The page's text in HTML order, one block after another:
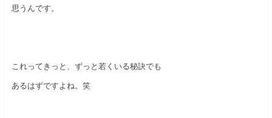
思うんです。
これってきっと、ずっと若くいる秘訣でも
あるはずですよね。笑